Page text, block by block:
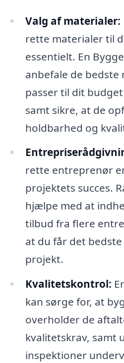
Valg af materialer:
rette materialer til
essentielt. En
anbefale de bedste
passer til dit
samt sikre, at de
holdbarhed og
rette entreprenør
projektets succes.
hjælpe med at
tilbud fra flere
at du får det
projekt.
Kvalitetskontrol:
kan sørge for, at
overholder de
kvalitetskrav, samt
inspektioner